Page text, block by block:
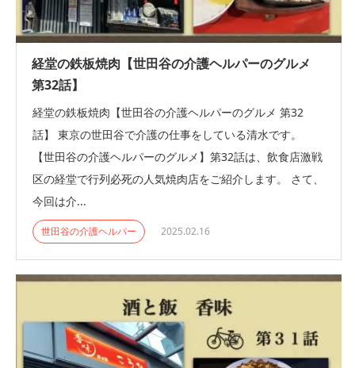
経堂の鉄板焼肉【世田谷の介護ヘルパーのグルメ
第32話】
経堂の鉄板焼肉【世田谷の介護ヘルパーのグルメ 第32
話】 東京の世田谷で介護の仕事をしている清水です。
【世田谷の介護ヘルパーのグルメ】第32話は、飲食店激戦
区の経堂で行列必死の人気焼肉店をご紹介します。 さて、
今回は介...
世田谷の介護ヘルパー 2025.02.16